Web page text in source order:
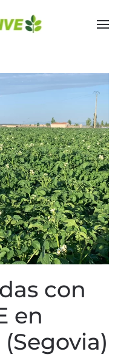
con
en